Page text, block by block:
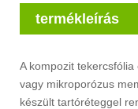
termékleírás
A kompozit
vagy mikroporózus
készült tartóréteggel